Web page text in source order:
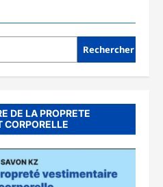
Rechercher
DE LA PROPRETE
CORPORELLE